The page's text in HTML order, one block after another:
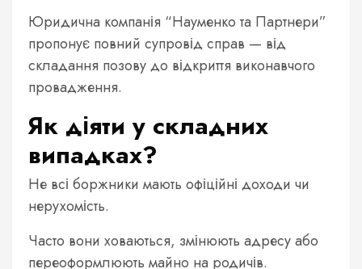
Юридична компанія “Науменко та Партнери”
пропонує повний супровід справ — від
складання позову до відкриття виконавчого
провадження.
Як діяти у складних
випадках?
Не всі боржники мають офіційні доходи чи
нерухомість.
Часто вони ховаються, змінюють адресу або
переоформлюють майно на родичів.